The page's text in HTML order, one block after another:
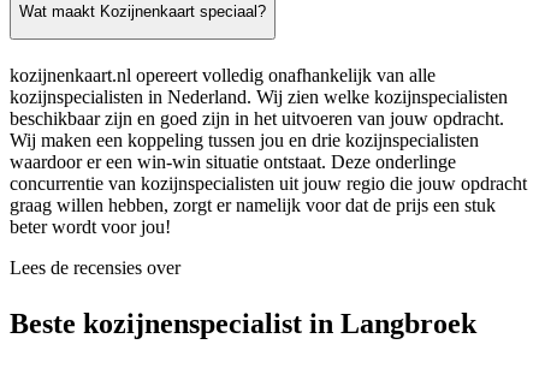
Wat maakt Kozijnenkaart speciaal?
kozijnenkaart.nl opereert volledig onafhankelijk van alle
kozijnspecialisten in Nederland. Wij zien welke kozijnspecialisten
beschikbaar zijn en goed zijn in het uitvoeren van jouw opdracht.
Wij maken een koppeling tussen jou en drie kozijnspecialisten
waardoor er een win-win situatie ontstaat. Deze onderlinge
concurrentie van kozijnspecialisten uit jouw regio die jouw opdracht
graag willen hebben, zorgt er namelijk voor dat de prijs een stuk
beter wordt voor jou!
Lees de recensies over
Beste kozijnenspecialist in Langbroek